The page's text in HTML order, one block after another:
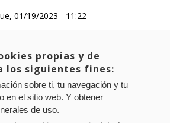
01/19/2023 - 11:22
Page
4 Page
5 Page Page
7
Siguiente
página
Next ›
Última
página
Last »
propias y de
los siguientes fines:
sobre ti, tu navegación y tu
en el sitio web. Y obtener
de uso.